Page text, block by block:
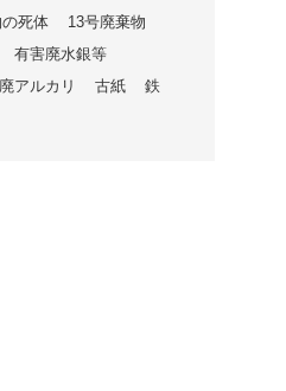
死体
13号廃棄物
有害廃水銀等
アルカリ 古紙
鉄